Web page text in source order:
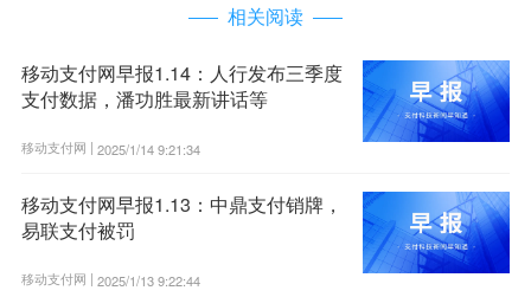
相关阅读
移动支付网早报1.14：人行发布三季度
支付数据，潘功胜最新讲话等
移动支付网 | 2025/1/14 9:21:34
移动支付网早报1.13：中鼎支付销牌，
易联支付被罚
移动支付网 | 2025/1/13 9:22:44